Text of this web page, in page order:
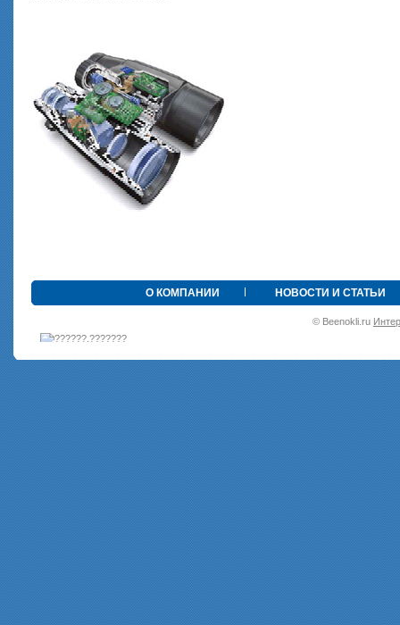
О КОМПАНИИ НОВОСТИ И СТАТЬИ
© Beenokli.ru
•